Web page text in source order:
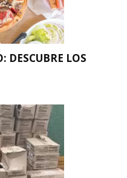
DESCUBRE LOS